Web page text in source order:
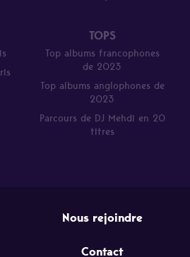
TOPS
Top albums francophones
de 2023
Top albums anglophones de
2023
Parcours de DJ Mehdi en 20
titres
Nous rejoindre
Contact